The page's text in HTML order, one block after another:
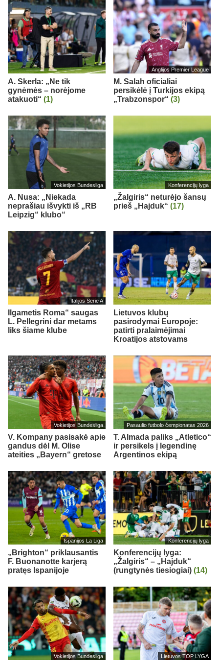
A. Skerla: „Ne tik
gynėmės – norėjome
atakuoti“ (1)
Anglijos Premier League
M. Salah oficialiai
persikėlė į Turkijos ekipą
„Trabzonspor“ (3)
Vokietijos Bundesliga
A. Nusa: „Niekada
neprašiau išvykti iš „RB
Leipzig“ klubo“
Konferencijų lyga
„Žalgiris“ neturėjo šansų
prieš „Hajduk“ (17)
Italijos Serie A
Ilgametis Roma“ saugas
L. Pellegrini dar metams
liks šiame klube
Lietuvos klubų
pasirodymai Europoje:
patirti pralaimėjimai
Kroatijos atstovams
Vokietijos Bundesliga
V. Kompany pasisakė apie
gandus dėl M. Olise
ateities „Bayern“ gretose
Pasaulio futbolo čempionatas 2026
T. Almada paliks „Atletico“
ir persikels į legendinę
Argentinos ekipą
Ispanijos La Liga
„Brighton“ priklausantis
F. Buonanotte karjerą
pratęs Ispanijoje
Konferencijų lyga
Konferencijų lyga:
„Žalgiris“ – „Hajduk“
(rungtynės tiesiogiai) (14)
Vokietijos Bundesliga Lietuvos TOP LYGA